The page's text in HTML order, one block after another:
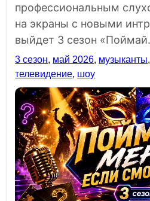
профессиональным
на экраны с новыми
выйдет 3 сезон
3 сезон, май 2026, музыканты,
телевидение, шоу